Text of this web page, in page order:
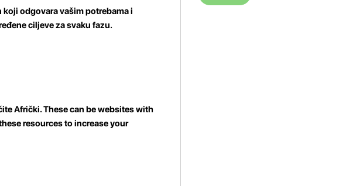
odgovara vašim potrebama i
ciljeve za svaku fazu.
Afrički. These can be websites with
resources to increase your